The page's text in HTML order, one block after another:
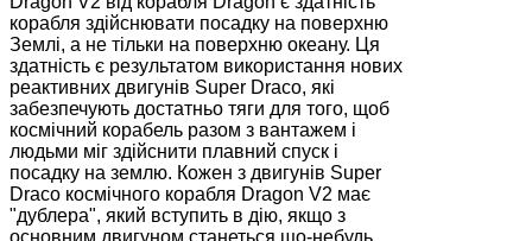
корабля здійснювати посадку на поверхню
Землі, а не тільки на поверхню океану. Ця
здатність є результатом використання нових
реактивних двигунів Super Draco, які
забезпечують достатньо тяги для того, щоб
космічний корабель разом з вантажем і
людьми міг здійснити плавний спуск і
посадку на землю. Кожен з двигунів Super
Draco космічного корабля Dragon V2 має
"дублера", який вступить в дію, якщо з
основним двигуном станеться що-небудь